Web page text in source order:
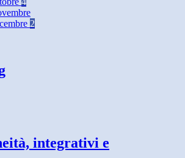
2
integrativi e